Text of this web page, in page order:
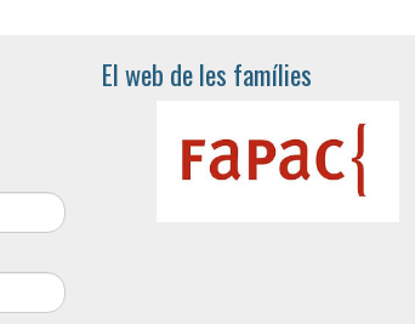
El web de les famílies